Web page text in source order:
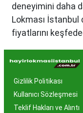
deneyimini daha
Lokması
fiyatlarını
Hayır
Neden
İstanbul, tarih ve
şehir olmasıyla
Gizlilik Politikası
Kullanıcı Sözleşmesi
Teklif Hakları ve Alıntı